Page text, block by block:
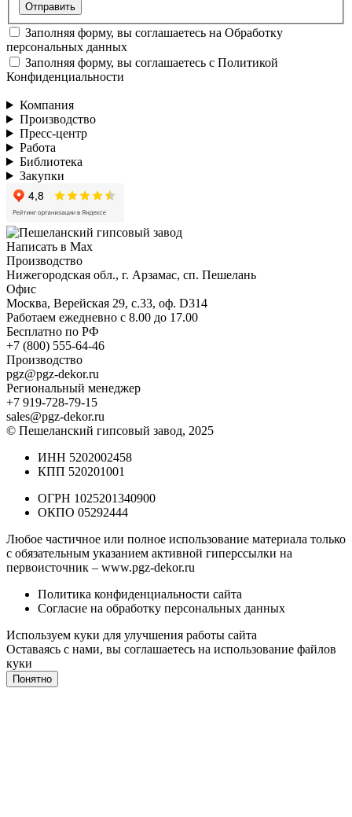
Заполняя форму, вы соглашаетесь на Обработку
персональных данных
Заполняя форму, вы соглашаетесь с Политикой
Конфиденциальности
Компания
Производство
Пресс-центр
Работа
Библиотека
Закупки
Написать в Max
Производство
Нижегородская обл., г. Арзамас, сп. Пешелань
Офис
Москва, Верейская 29, с.33, оф. D314
Работаем ежедневно с 8.00 до 17.00
Бесплатно по РФ
+7 (800) 555-64-46
Производство
pgz@pgz-dekor.ru
Региональный менеджер
+7 919-728-79-15
sales@pgz-dekor.ru
© Пешеланский гипсовый завод, 2025
ИНН 5202002458
КПП 520201001
ОГРН 1025201340900
ОКПО 05292444
Любое частичное или полное использование материала только
с обязательным указанием активной гиперссылки на
первоисточник – www.pgz-dekor.ru
Политика конфиденциальности сайта
Согласие на обработку персональных данных
Используем куки для улучшения работы сайта
Оставаясь с нами, вы соглашаетесь на использование файлов
куки
Понятно